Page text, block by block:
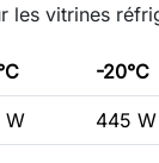
les vitrines
-20°C
W 445 W